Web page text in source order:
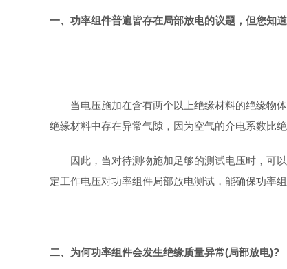
一、功率组件普遍皆存在局部放电的议题，但您知
当电压施加在含有两个以上绝缘材料的绝缘物
绝缘材料中存在异常气隙，因为空气的介电系数比
因此，当对待测物施加足够的测试电压时，可
定工作电压对功率组件局部放电测试，能确保功率
二、为何功率组件会发生绝缘质量异常(局部放电)?